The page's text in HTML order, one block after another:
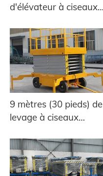
d'élévateur à ciseaux
9 mètres (30 pieds) de
levage à ciseaux